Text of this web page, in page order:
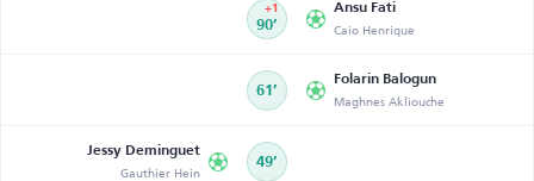
90’
+1 Ansu Fati
Caio Henrique
61’
Folarin Balogun
Maghnes Akliouche
Jessy Deminguet
Gauthier Hein 49’